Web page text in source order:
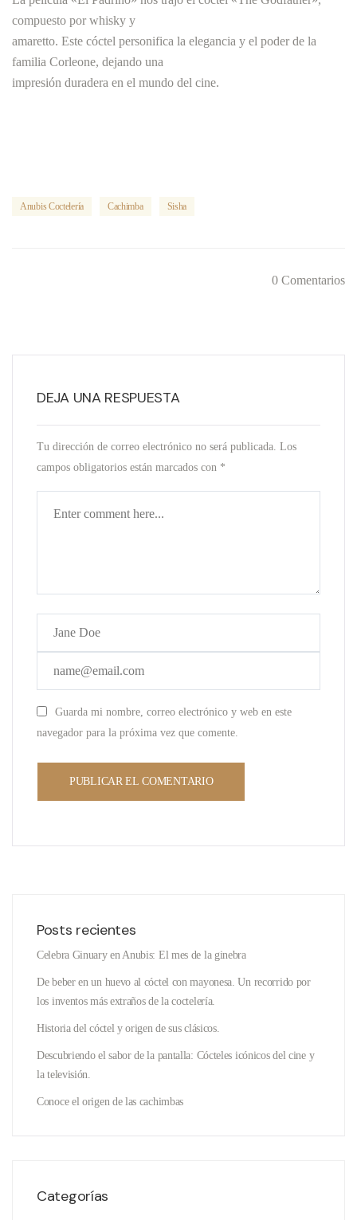
compuesto por whisky y
amaretto. Este cóctel personifica la elegancia y el poder de la
familia Corleone, dejando una
impresión duradera en el mundo del cine.
Anubis Coctelería Cachimba Sisha
0 Comentarios
DEJA UNA RESPUESTA
Tu dirección de correo electrónico no será publicada. Los
campos obligatorios están marcados con *
Guarda mi nombre, correo electrónico y web en este
navegador para la próxima vez que comente.
Posts recientes
Celebra Ginuary en Anubis: El mes de la ginebra
De beber en un huevo al cóctel con mayonesa. Un recorrido por
los inventos más extraños de la coctelería.
Historia del cóctel y origen de sus clásicos.
Descubriendo el sabor de la pantalla: Cócteles icónicos del cine y
la televisión.
Conoce el origen de las cachimbas
Categorías